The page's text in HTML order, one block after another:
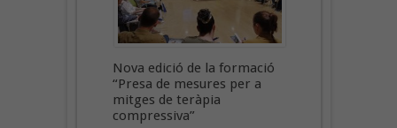
Nova edició de la formació
“Presa de mesures per a
mitges de teràpia
compressiva”